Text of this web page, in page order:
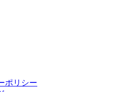
ポリシー